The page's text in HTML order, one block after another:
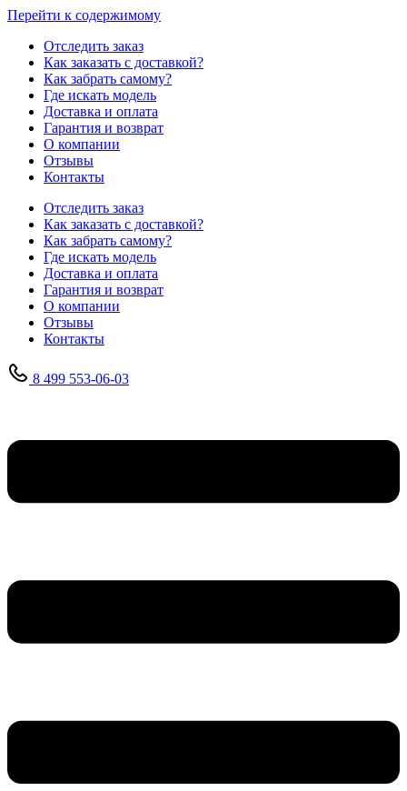
Перейти к содержимому
Отследить заказ
Как заказать с доставкой?
Как забрать самому?
Где искать модель
Доставка и оплата
Гарантия и возврат
О компании
Отзывы
Контакты
Отследить заказ
Как заказать с доставкой?
Как забрать самому?
Где искать модель
Доставка и оплата
Гарантия и возврат
О компании
Отзывы
Контакты
8 499 553-06-03